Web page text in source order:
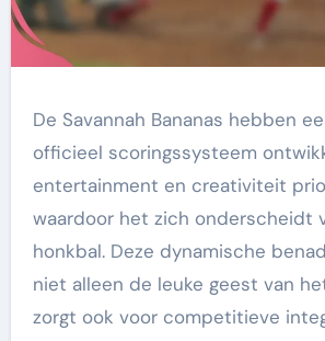
De Savannah Bananas hebben
officieel scoringssysteem
entertainment en creativiteit
waardoor het zich onderscheidt
honkbal. Deze dynamische
niet alleen de leuke geest van
zorgt ook voor competitieve